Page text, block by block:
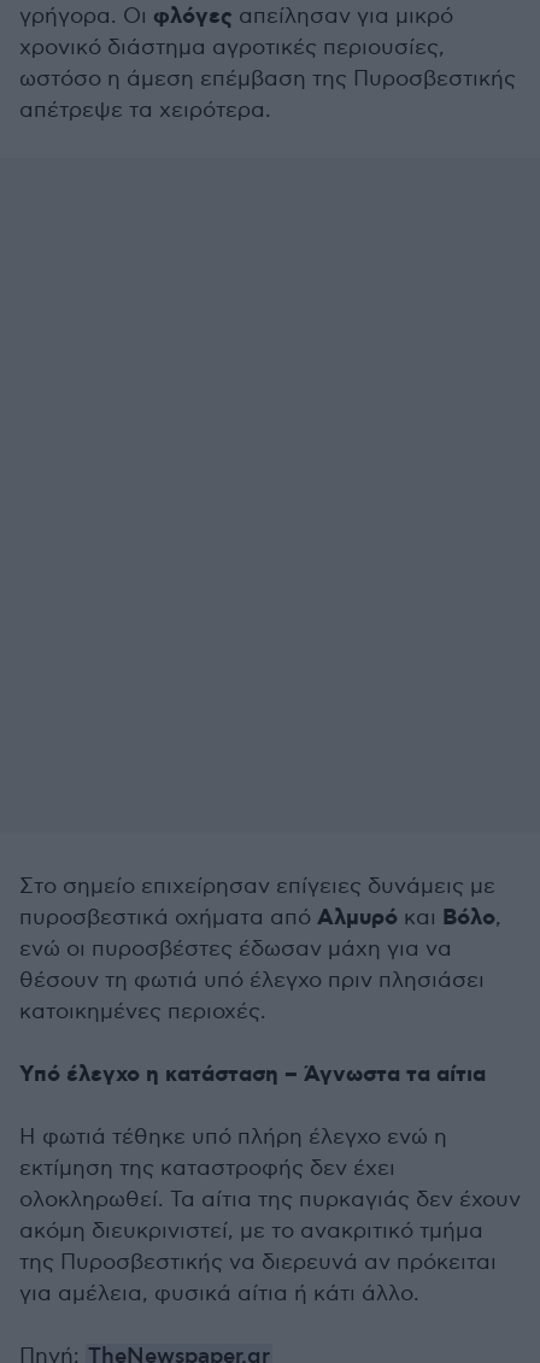
γρήγορα. Οι φλόγες απείλησαν για μικρό
χρονικό διάστημα αγροτικές περιουσίες,
ωστόσο η άμεση επέμβαση της Πυροσβεστικής
απέτρεψε τα χειρότερα.
Στο σημείο επιχείρησαν επίγειες δυνάμεις με
πυροσβεστικά οχήματα από Αλμυρό και Βόλο,
ενώ οι πυροσβέστες έδωσαν μάχη για να
θέσουν τη φωτιά υπό έλεγχο πριν πλησιάσει
κατοικημένες περιοχές.
Υπό έλεγχο η κατάσταση – Άγνωστα τα αίτια
Η φωτιά τέθηκε υπό πλήρη έλεγχο ενώ η
εκτίμηση της καταστροφής δεν έχει
ολοκληρωθεί. Τα αίτια της πυρκαγιάς δεν έχουν
ακόμη διευκρινιστεί, με το ανακριτικό τμήμα
της Πυροσβεστικής να διερευνά αν πρόκειται
για αμέλεια, φυσικά αίτια ή κάτι άλλο.
Πηγή: TheNewspaper.gr